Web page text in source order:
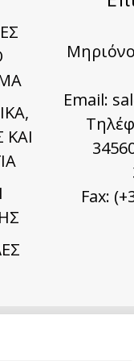
ΚΑΙ
Email:
Fax: